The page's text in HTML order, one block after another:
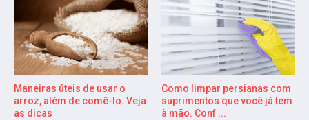
Maneiras úteis de usar o
arroz, além de comê-lo. Veja
as dicas
Como limpar persianas com
suprimentos que você já tem
à mão. Conf ...